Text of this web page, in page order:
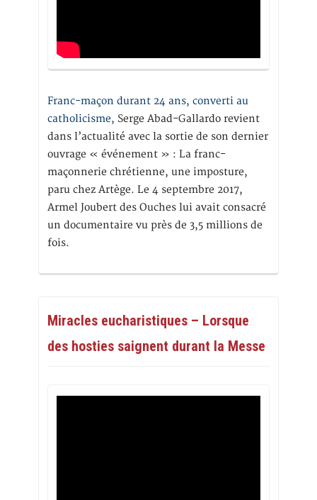
Franc-maçon durant 24 ans, converti au
catholicisme, Serge Abad-Gallardo revient
dans l’actualité avec la sortie de son dernier
ouvrage « événement » : La franc-
maçonnerie chrétienne, une imposture,
paru chez Artège. Le 4 septembre 2017,
Armel Joubert des Ouches lui avait consacré
un documentaire vu près de 3,5 millions de
fois.
Miracles eucharistiques – Lorsque
des hosties saignent durant la Messe